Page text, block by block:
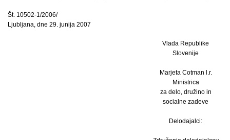
Št. 10502-1/2006/
Ljubljana, dne 29. junija 2007
Vlada Republike
Slovenije
Marjeta Cotman l.r.
Ministrica
za delo, družino in
socialne zadeve
Delodajalci: